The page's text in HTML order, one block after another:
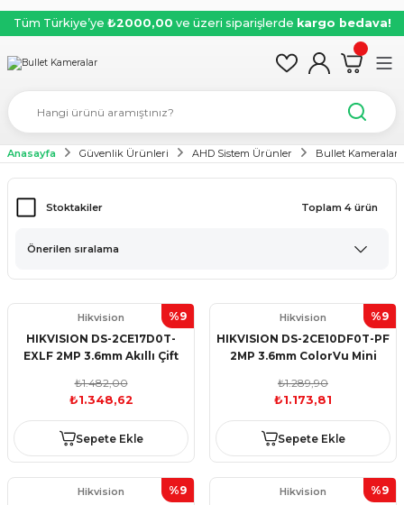
Tüm Türkiye’ye ₺2000,00 ve üzeri siparişlerde kargo bedava!
Anasayfa Güvenlik Ürünleri AHD Sistem Ürünler Bullet Kameralar
Stoktakiler Toplam 4 ürün
%9
Hikvision
HIKVISION DS-2CE17D0T-
EXLF 2MP 3.6mm Akıllı Çift
Kamera
₺1.482,00
₺1.348,62
Sepete Ekle
%9
Hikvision
HIKVISION DS-2CE10DF0T-PF
2MP 3.6mm ColorVu Mini
₺1.289,90
₺1.173,81
Sepete Ekle
%9
Hikvision %9
Hikvision